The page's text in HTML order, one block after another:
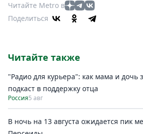
Читайте Metro в
Поделиться
Читайте также
"Радио для курьера": как мама и дочь
подкаст в поддержку отца
Россия5 авг
В ночь на 13 августа ожидается пик